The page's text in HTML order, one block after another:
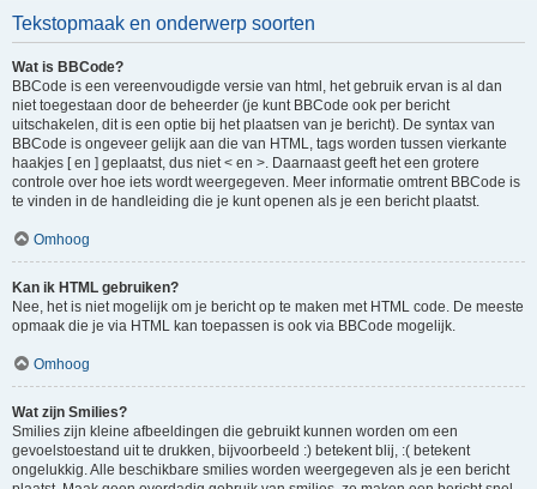
Tekstopmaak en onderwerp soorten
Wat is BBCode?
BBCode is een vereenvoudigde versie van html, het gebruik ervan is al dan
niet toegestaan door de beheerder (je kunt BBCode ook per bericht
uitschakelen, dit is een optie bij het plaatsen van je bericht). De syntax van
BBCode is ongeveer gelijk aan die van HTML, tags worden tussen vierkante
haakjes [ en ] geplaatst, dus niet < en >. Daarnaast geeft het een grotere
controle over hoe iets wordt weergegeven. Meer informatie omtrent BBCode is
te vinden in de handleiding die je kunt openen als je een bericht plaatst.
Omhoog
Kan ik HTML gebruiken?
Nee, het is niet mogelijk om je bericht op te maken met HTML code. De meeste
opmaak die je via HTML kan toepassen is ook via BBCode mogelijk.
Omhoog
Wat zijn Smilies?
Smilies zijn kleine afbeeldingen die gebruikt kunnen worden om een
gevoelstoestand uit te drukken, bijvoorbeeld :) betekent blij, :( betekent
ongelukkig. Alle beschikbare smilies worden weergegeven als je een bericht